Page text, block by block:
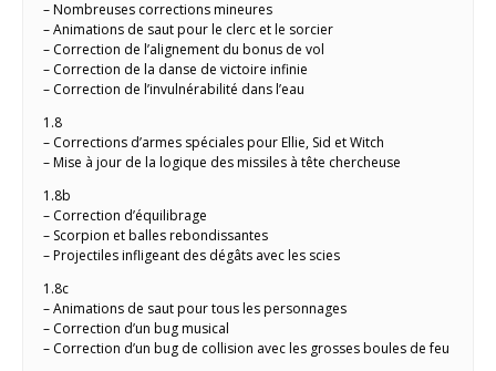
– Nombreuses corrections mineures
– Animations de saut pour le clerc et le sorcier
– Correction de l’alignement du bonus de vol
– Correction de la danse de victoire infinie
– Correction de l’invulnérabilité dans l’eau
1.8
– Corrections d’armes spéciales pour Ellie, Sid et Witch
– Mise à jour de la logique des missiles à tête chercheuse
1.8b
– Correction d’équilibrage
– Scorpion et balles rebondissantes
– Projectiles infligeant des dégâts avec les scies
1.8c
– Animations de saut pour tous les personnages
– Correction d’un bug musical
– Correction d’un bug de collision avec les grosses boules de feu